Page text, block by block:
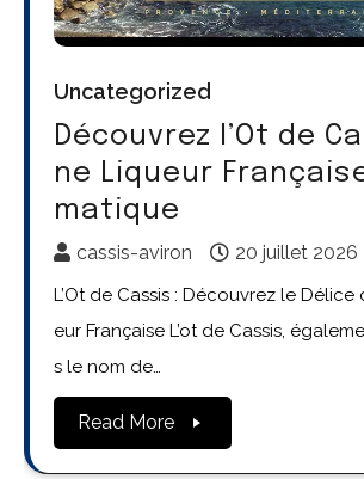
Uncategorized
Découvrez l’Ot de
ne Liqueur
matique
cassis-aviron 20 juillet 2026
L’Ot de Cassis : Découvrez le
eur Française L’ot de Cassis,
s le nom de…
Read More